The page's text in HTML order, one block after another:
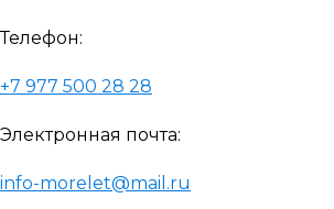
Телефон:
+7 977 500 28 28
Электронная почта:
info-morelet@mail.ru